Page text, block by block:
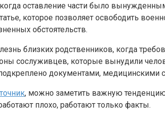
оставление части было
которое позволяет освободить
обстоятельств.
близких родственников, когда
сослуживцев, которые вынудили
документами, медицинскими
, можно заметить важную
плохо, работают только факты.